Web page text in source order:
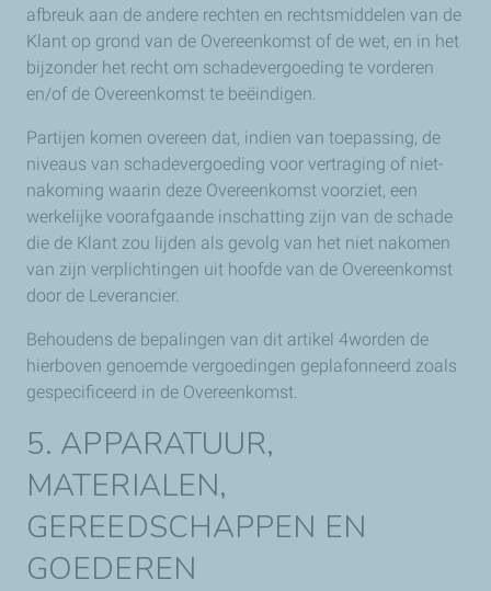
afbreuk aan de andere rechten en rechtsmiddelen van de
Klant op grond van de Overeenkomst of de wet, en in het
bijzonder het recht om schadevergoeding te vorderen
en/of de Overeenkomst te beëindigen.
Partijen komen overeen dat, indien van toepassing, de
niveaus van schadevergoeding voor vertraging of niet-
nakoming waarin deze Overeenkomst voorziet, een
werkelijke voorafgaande inschatting zijn van de schade
die de Klant zou lijden als gevolg van het niet nakomen
van zijn verplichtingen uit hoofde van de Overeenkomst
door de Leverancier.
Behoudens de bepalingen van dit artikel 4worden de
hierboven genoemde vergoedingen geplafonneerd zoals
gespecificeerd in de Overeenkomst.
5. APPARATUUR,
MATERIALEN,
GEREEDSCHAPPEN EN
GOEDEREN